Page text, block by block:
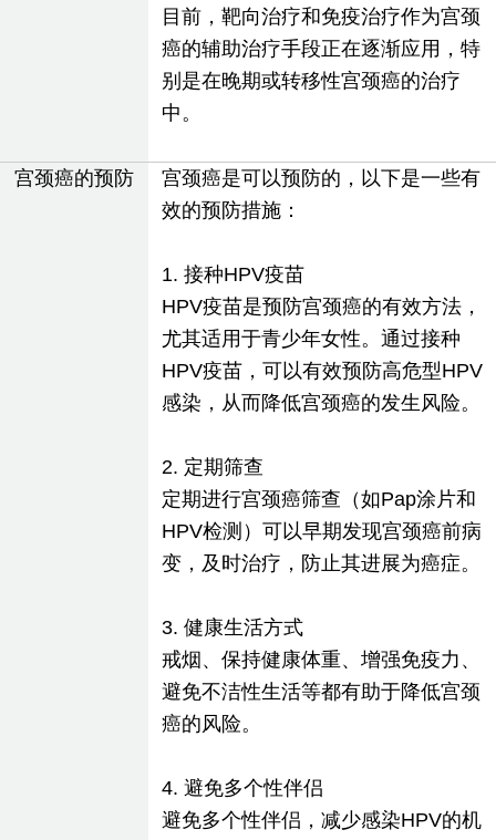
目前，靶向治疗和免疫治疗作为宫颈
癌的辅助治疗手段正在逐渐应用，特
别是在晚期或转移性宫颈癌的治疗
中。
宫颈癌的预防
宫颈癌是可以预防的，以下是一些有
效的预防措施：
1. 接种HPV疫苗
HPV疫苗是预防宫颈癌的有效方法，
尤其适用于青少年女性。通过接种
HPV疫苗，可以有效预防高危型HPV
感染，从而降低宫颈癌的发生风险。
2. 定期筛查
定期进行宫颈癌筛查（如Pap涂片和
HPV检测）可以早期发现宫颈癌前病
变，及时治疗，防止其进展为癌症。
3. 健康生活方式
戒烟、保持健康体重、增强免疫力、
避免不洁性生活等都有助于降低宫颈
癌的风险。
4. 避免多个性伴侣
避免多个性伴侣，减少感染HPV的机